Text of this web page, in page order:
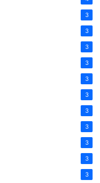
3
3
3
3
3
3
3
3
3
3
3